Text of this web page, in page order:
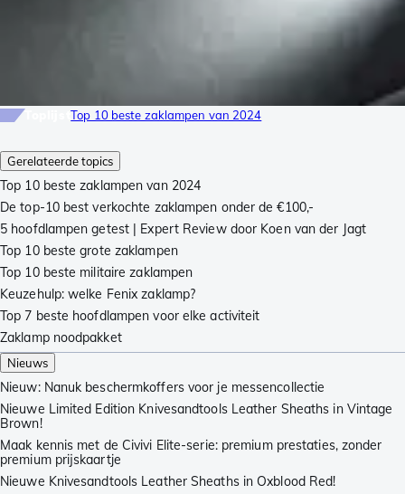
Gerelateerde topics
Top 10 beste zaklampen van 2024
De top-10 best verkochte zaklampen onder de €100,-
5 hoofdlampen getest | Expert Review door Koen van der Jagt
Top 10 beste grote zaklampen
Top 10 beste militaire zaklampen
Keuzehulp: welke Fenix zaklamp?
Top 7 beste hoofdlampen voor elke activiteit
Zaklamp noodpakket
Nieuws
Nieuw: Nanuk beschermkoffers voor je messencollectie
Nieuwe Limited Edition Knivesandtools Leather Sheaths in Vintage
Brown!
Maak kennis met de Civivi Elite-serie: premium prestaties, zonder
premium prijskaartje
Nieuwe Knivesandtools Leather Sheaths in Oxblood Red!
ToplijstTop 10 beste zaklampen van 2024